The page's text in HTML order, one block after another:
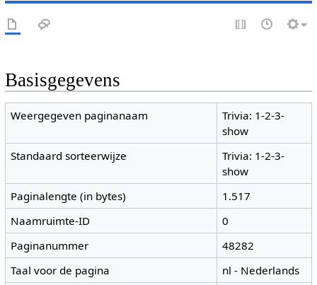
Basisgegevens
Weergegeven paginanaam
Trivia: 1-2-3-
show
Standaard sorteerwijze
Trivia: 1-2-3-
show
Paginalengte (in bytes)
1.517
Naamruimte-ID
0
Paginanummer
48282
Taal voor de pagina
nl - Nederlands